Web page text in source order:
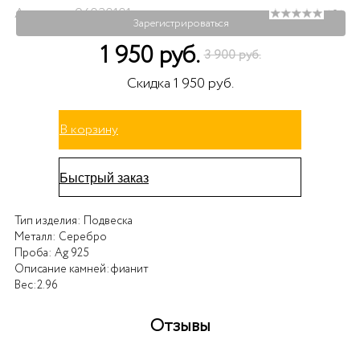
Артикул: 94030101 ( 0 )
1 950 руб. 3 900 руб.
Скидка 1 950 руб.
В корзину
Быстрый заказ
Тип изделия: Подвеска
Металл: Серебро
Проба: Ag 925
Описание камней:фианит
Вес:2.96
Отзывы
Зарегистрироваться